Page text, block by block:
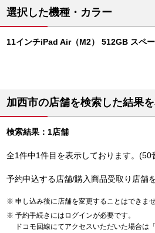
選択した機種・カラー
11インチiPad Air（M2） 512GB スペ
加西市の店舗を検索した結果
検索結果：1店舗
全1件中1件目を表示しております。(50
予約申込する店舗/購入商品受取り店舗
申し込み後に店舗を変更することはできませ
予約手続きにはログインが必要です。
ドコモ回線にてアクセスいただいた場合は